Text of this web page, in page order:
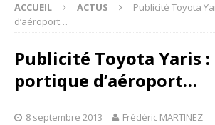
ACCUEIL ACTUS
Publicité Toyota
d’aéroport…
Publicité Toyota Yaris :
portique d’aéroport…
8 septembre 2013 Frédéric MARTINEZ